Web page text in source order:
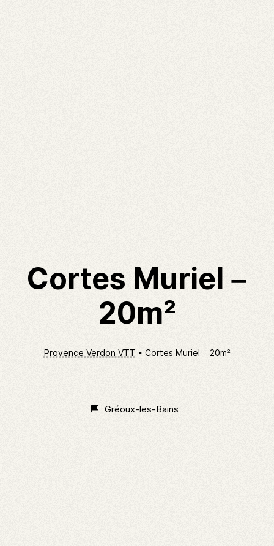
Cortes Muriel –
20m²
Provence Verdon VTT Cortes Muriel – 20m²
Classé
Gréoux-les-Bains